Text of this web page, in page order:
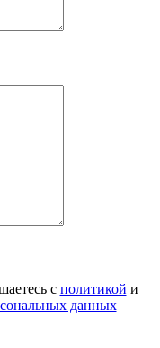
с политикой и
данных